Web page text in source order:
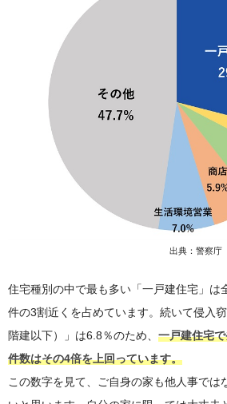
出典：警察庁
住宅種別の中で最も多い「一戸建住宅」は
件の3割近くを占めています。続いて侵入
階建以下）」は6.8％のため、 一戸建住宅
件数はその4倍を上回っています。
この数字を見て、ご自身の家も他人事では